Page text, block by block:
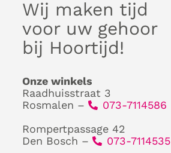
Wij maken tijd
voor uw gehoor
bij Hoortijd!
Onze winkels
Raadhuisstraat 3
Rosmalen –
073-7114586
Rompertpassage 42
Den Bosch –
073-7114535